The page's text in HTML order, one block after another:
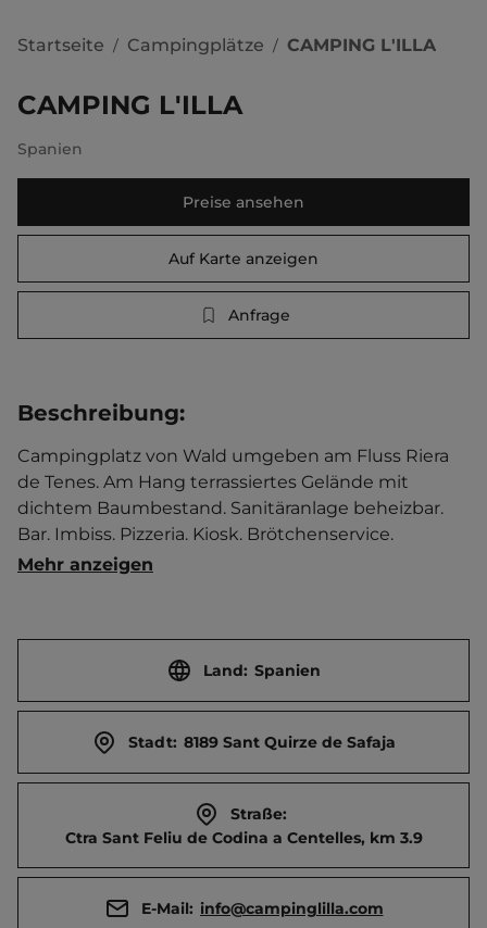
Startseite / Campingplätze / CAMPING L'ILLA
CAMPING L'ILLA
Spanien
Preise ansehen
Auf Karte anzeigen
Anfrage
Beschreibung:
Campingplatz von Wald umgeben am Fluss Riera
de Tenes. Am Hang terrassiertes Gelände mit
dichtem Baumbestand. Sanitäranlage beheizbar.
Bar. Imbiss. Pizzeria. Kiosk. Brötchenservice.
Kinderspielzimmer. Spielautomaten. Rad- und
Mehr anzeigen
Land: Spanien
Stadt: 8189 Sant Quirze de Safaja
Straße:
Ctra Sant Feliu de Codina a Centelles, km 3.9
E-Mail: info@campinglilla.com